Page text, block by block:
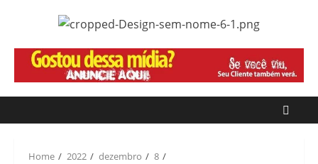
Home 2022 dezembro
8